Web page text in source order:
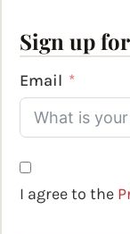
Sign up
Email
I agree to the